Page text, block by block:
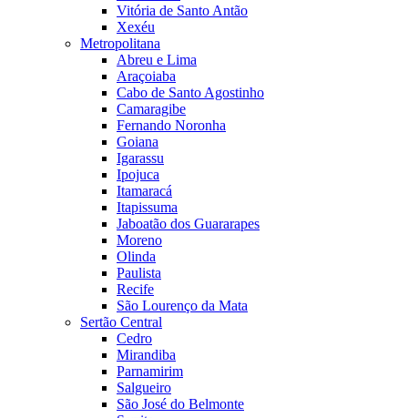
Vitória de Santo Antão
Xexéu
Metropolitana
Abreu e Lima
Araçoiaba
Cabo de Santo Agostinho
Camaragibe
Fernando Noronha
Goiana
Igarassu
Ipojuca
Itamaracá
Itapissuma
Jaboatão dos Guararapes
Moreno
Olinda
Paulista
Recife
São Lourenço da Mata
Sertão Central
Cedro
Mirandiba
Parnamirim
Salgueiro
São José do Belmonte